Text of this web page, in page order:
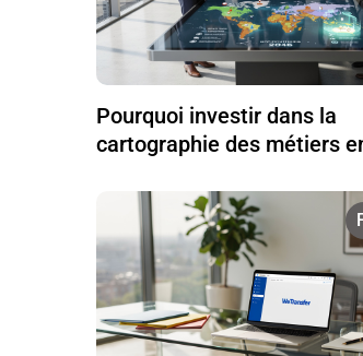
Pourquoi investir dans la
cartographie des métiers